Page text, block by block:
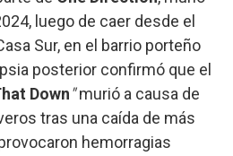
luego de caer desde el
Sur, en el barrio porteño
posterior confirmó que el
Down"murió a causa de
tras una caída de más
hemorragias